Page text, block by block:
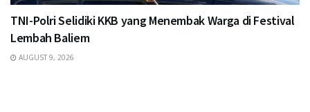
TNI-Polri Selidiki KKB yang Menembak Warga di Festival
Lembah Baliem
AUGUST 9, 2026